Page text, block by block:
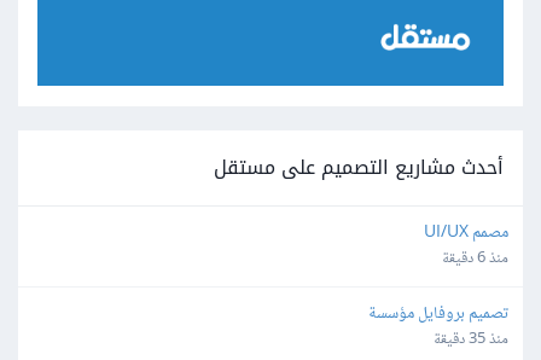
أحدث مشاريع التصميم على مستقل
مصمم UI/UX
منذ 6 دقيقة
تصميم بروفايل مؤسسة
منذ 35 دقيقة